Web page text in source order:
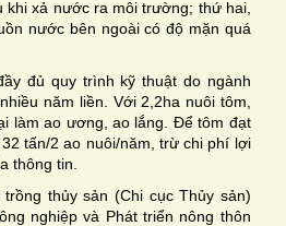
xả nước ra môi trường; thứ hai,
nước bên ngoài có độ mặn quá
đủ quy trình kỹ thuật do ngành
năm liền. Với 2,2ha nuôi tôm,
làm ao ương, ao lắng. Để tôm đạt
tấn/2 ao nuôi/năm, trừ chi phí lợi
thông tin.
thủy sản (Chi cục Thủy sản)
nghiệp và Phát triển nông thôn